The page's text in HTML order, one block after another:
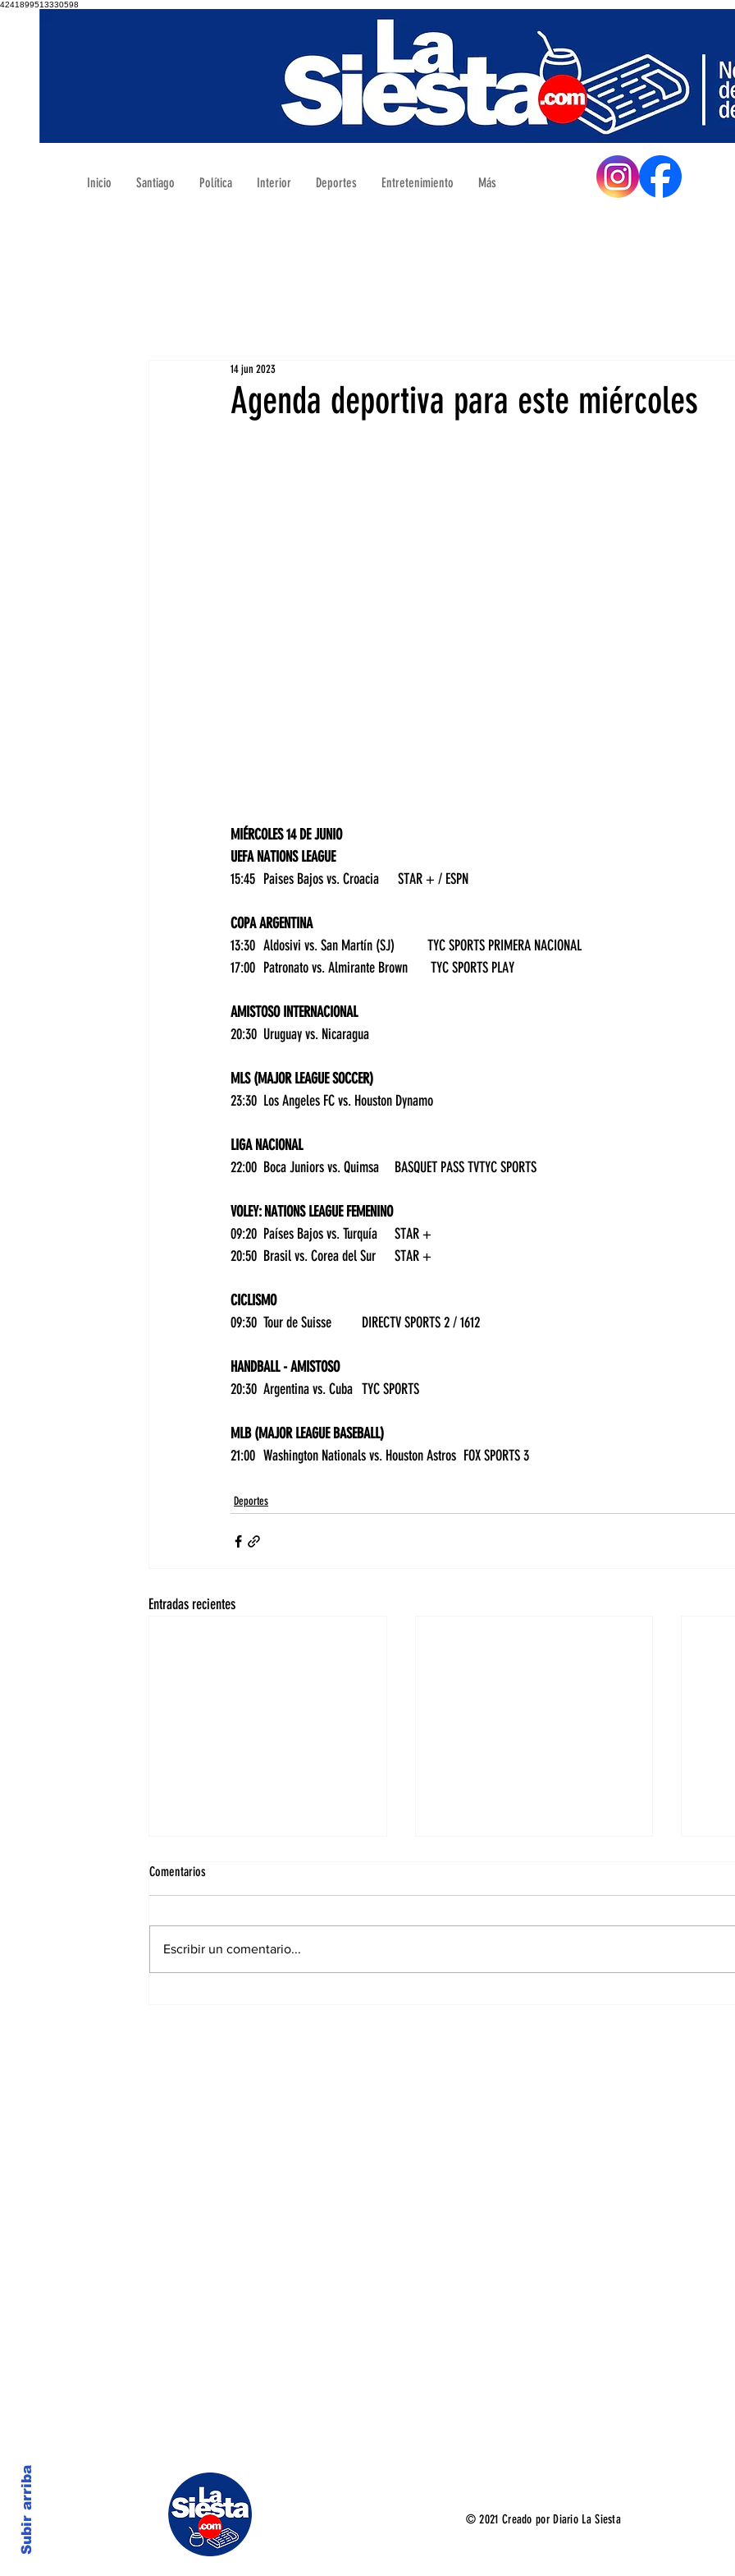
4241899513330598
Inicio Santiago Política Interior Deportes Entretenimiento Más
Agenda deportiva para este miércoles
14 jun 2023
MIÉRCOLES 14 DE JUNIO
UEFA NATIONS LEAGUE
15:45	Paises Bajos vs. Croacia	 STAR + / ESPN
COPA ARGENTINA
13:30	Aldosivi vs. San Martín (SJ)	TYC SPORTS PRIMERA NACIONAL
17:00	Patronato vs. Almirante Brown	 TYC SPORTS PLAY
AMISTOSO INTERNACIONAL
MLS (MAJOR LEAGUE SOCCER)
LIGA NACIONAL
22:00	Boca Juniors vs. Quimsa	BASQUET PASS TVTYC SPORTS
VOLEY: NATIONS LEAGUE FEMENINO
09:20	Países Bajos vs. Turquía	STAR +
20:50	Brasil vs. Corea del Sur	STAR +
CICLISMO
09:30	Tour de Suisse	DIRECTV SPORTS 2 / 1612
HANDBALL - AMISTOSO
20:30	Argentina vs. Cuba	TYC SPORTS
MLB (MAJOR LEAGUE BASEBALL)
21:00	Washington Nationals vs. Houston Astros	 FOX SPORTS 3
Deportes
Entradas recientes
Comentarios
Escribir un comentario...
Subir arriba © 2021 Creado por Diario La Siesta